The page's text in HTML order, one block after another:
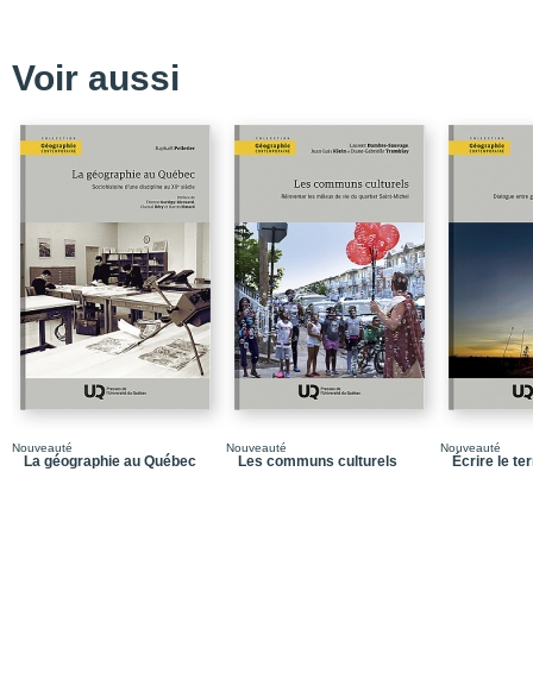
Références
PARTIE 1 / Fondements
Chapitre 1 / L’échelle
Chapitre 2 / Comment
l’Arctique ?
PARTIE 2 / Guerre et
Chapitre 3 / Guerre,
arctique et ses nuances
Chapitre 4 / L’impact
sur l’Arctique: vers
puissance
Chapitre 5 / Les
défis et contraintes du
Voir aussi
Nouveauté
La géographie au Québec
Nouveauté
Les communs culturels
Nouveauté
Écrire le